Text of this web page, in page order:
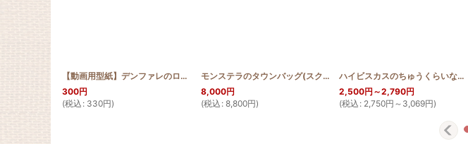
【動画用型紙】デンファレのロールペーパーカバー [ROLL_DEN_Pattern]
300円
(税込 : 330円)
モンステラのタウンバッグ(スクロールデザイン) [SCROLL_BAG_MON
8,000円
(税込 : 8,800円)
ハイビスカスのちゅうくらいなキャラメルポーチ
2,500円 ～2,790円
(税込 : 2,750円 ～3,069円)